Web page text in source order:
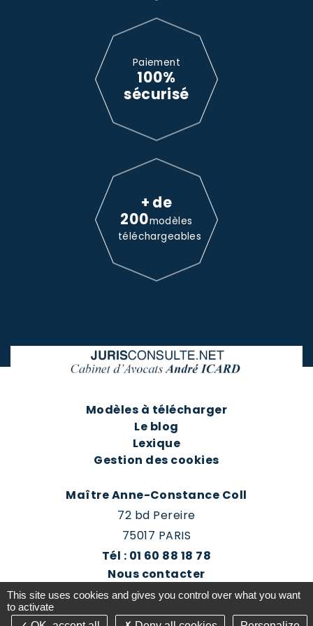
Paiement
100%
sécurisé
+ de
200modèles
téléchargeables
Modèles à télécharger
Le blog
Lexique
Gestion des cookies
Maître Anne-Constance Coll
72 bd Pereire
75017 PARIS
Tél : 01 60 88 18 78
Nous contacter
Prendre rendez-vous
This site uses cookies and gives you control over what you want
to activate